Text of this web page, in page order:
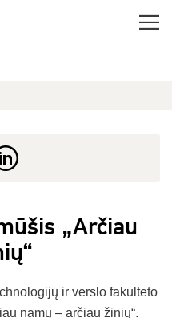
„Arčiau
ir verslo fakulteto
namų – arčiau žinių“.